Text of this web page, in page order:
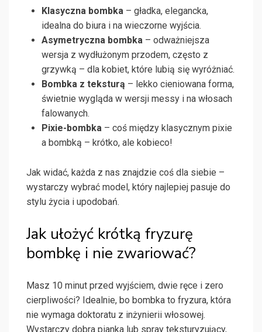
Klasyczna bombka – gładka, elegancka,
idealna do biura i na wieczorne wyjścia.
Asymetryczna bombka – odważniejsza
wersja z wydłużonym przodem, często z
grzywką – dla kobiet, które lubią się wyróżniać.
Bombka z teksturą – lekko cieniowana forma,
świetnie wygląda w wersji messy i na włosach
falowanych.
Pixie-bombka – coś między klasycznym pixie
a bombką – krótko, ale kobieco!
Jak widać, każda z nas znajdzie coś dla siebie –
wystarczy wybrać model, który najlepiej pasuje do
stylu życia i upodobań.
Jak ułożyć krótką fryzurę
bombkę i nie zwariować?
Masz 10 minut przed wyjściem, dwie ręce i zero
cierpliwości? Idealnie, bo bombka to fryzura, która
nie wymaga doktoratu z inżynierii włosowej.
Wystarczy dobra pianka lub spray teksturyzujący,